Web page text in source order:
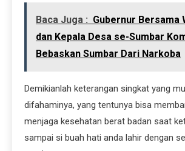
Baca Juga : Gubernur Bersama
dan Kepala Desa se-Sumbar
Bebaskan Sumbar Dari Narkoba
Demikianlah keterangan singkat yang
difahaminya, yang tentunya bisa
menjaga kesehatan berat badan saat
sampai si buah hati anda lahir dengan